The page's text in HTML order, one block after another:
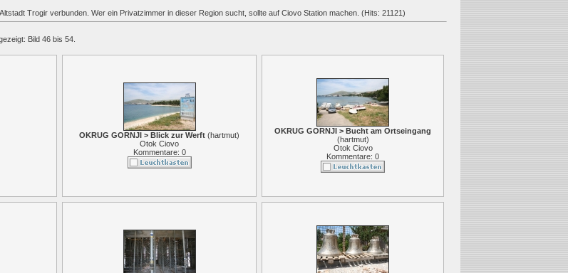
Trogir verbunden. Wer ein Privatzimmer in dieser Region sucht, sollte auf Ciovo Station machen. (Hits: 21121)
Bild 46 bis 54.
OKRUG GORNJI > Blick zur Werft (hartmut)
Otok Ciovo
Kommentare: 0
OKRUG GORNJI > Bucht am Ortseingang
(hartmut)
Otok Ciovo
Kommentare: 0